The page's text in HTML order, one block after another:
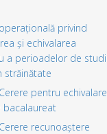
privind
și echivalarea
a perioadelor de studii
străinătate
pentru echivalare
recunoaștere